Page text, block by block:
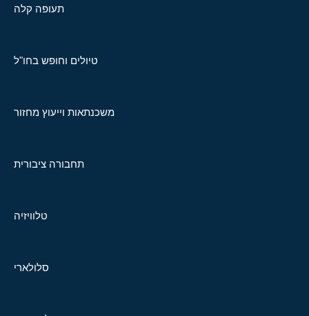
תעופה קלה
טיולים וחופש בחו"ל
משכנתאות וייעוץ מחזור
תחבורה ציבורית
טלוויזיה
סלולארי